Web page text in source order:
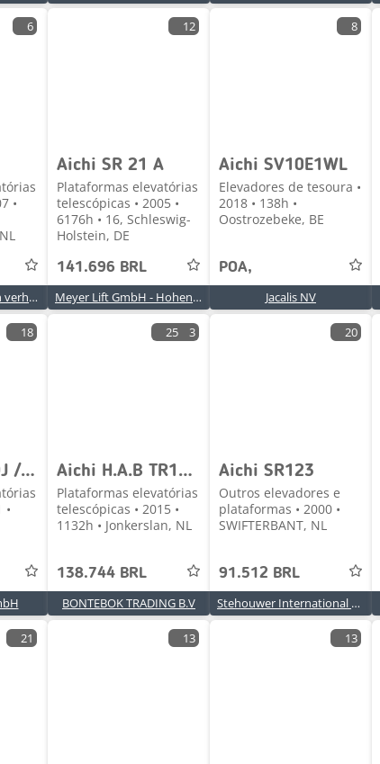
6
•
hazeleger Handel en verhuur
12
Aichi SR 21 A
Plataformas elevatórias
telescópicas • 2005 •
6176h • 16, Schleswig-
Holstein, DE
141.696 BRL
Meyer Lift GmbH - Hohenwestedt
8
Aichi SV10E1WL
Elevadores de tesoura •
2018 • 138h •
Oostrozebeke, BE
POA,
Jacalis NV
18
Aichi SP 14 DJ / 1.178h / Arbeitshöhe: 15,9m
•
25 3
Aichi H.A.B TR16JD
Plataformas elevatórias
telescópicas • 2015 •
1132h • Jonkerslan, NL
138.744 BRL
BONTEBOK TRADING B.V
20
Aichi SR123
Outros elevadores e
plataformas • 2000 •
SWIFTERBANT, NL
91.512 BRL
Stehouwer International B.V.
21 13 13